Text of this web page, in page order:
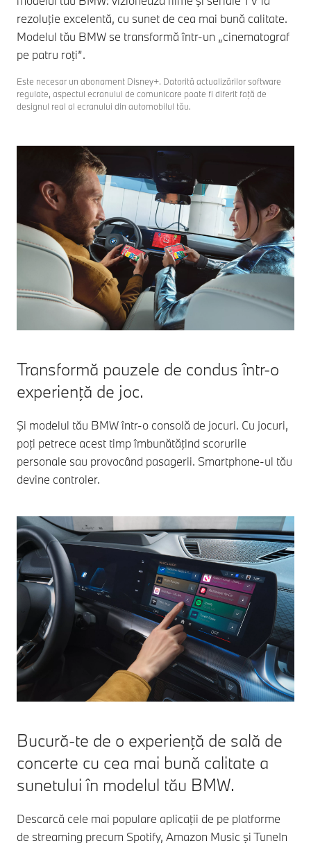
rezoluţie excelentă, cu sunet de cea mai bună calitate.
Modelul tău BMW se transformă într-un „cinematograf
pe patru roţi”.
Este necesar un abonament Disney+. Datorită actualizărilor software
regulate, aspectul ecranului de comunicare poate fi diferit faţă de
designul real al ecranului din automobilul tău.
Transformă pauzele de condus într-o
experienţă de joc.
Şi modelul tău BMW într-o consolă de jocuri. Cu jocuri,
poţi petrece acest timp îmbunătăţind scorurile
personale sau provocând pasagerii. Smartphone-ul tău
devine controler.
Bucură-te de o experienţă de sală de
concerte cu cea mai bună calitate a
sunetului în modelul tău BMW.
Descarcă cele mai populare aplicaţii de pe platforme
de streaming precum Spotify, Amazon Music şi TuneIn